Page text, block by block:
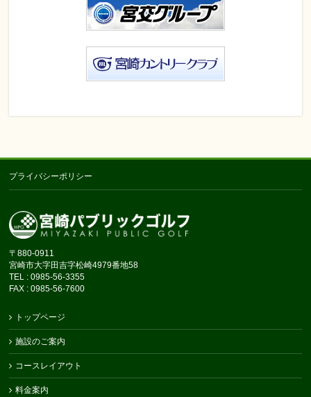
プライバシーポリシー
〒880-0911
宮崎市大字田吉字松崎4979番地58
TEL : 0985-56-3355
FAX : 0985-56-7600
トップページ
施設のご案内
コースレイアウト
料金案内